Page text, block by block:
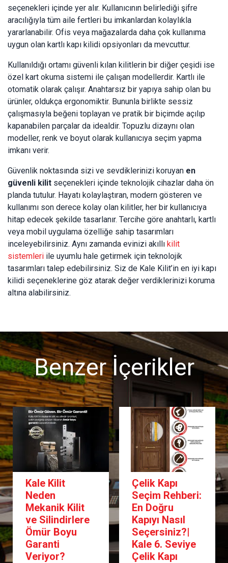
seçenekleri içinde yer alır. Kullanıcının belirlediği şifre
aracılığıyla tüm aile fertleri bu imkanlardan kolaylıkla
yararlanabilir. Ofis veya mağazalarda daha çok kullanıma
uygun olan kartlı kapı kilidi opsiyonları da mevcuttur.
Kullanıldığı ortamı güvenli kılan kilitlerin bir diğer çeşidi ise
özel kart okuma sistemi ile çalışan modellerdir. Kartlı ile
otomatik olarak çalışır. Anahtarsız bir yapıya sahip olan bu
ürünler, oldukça ergonomiktir. Bununla birlikte sessiz
çalışmasıyla beğeni toplayan ve pratik bir biçimde açılıp
kapanabilen parçalar da idealdir. Topuzlu dizaynı olan
modeller, renk ve boyut olarak kullanıcıya seçim yapma
imkanı verir.
Güvenlik noktasında sizi ve sevdiklerinizi koruyan en
güvenli kilit seçenekleri içinde teknolojik cihazlar daha ön
planda tutulur. Hayatı kolaylaştıran, modern gösteren ve
kullanımı son derece kolay olan kilitler, her bir kullanıcıya
hitap edecek şekilde tasarlanır. Tercihe göre anahtarlı, kartlı
veya mobil uygulama özelliğe sahip tasarımları
inceleyebilirsiniz. Aynı zamanda evinizi akıllı kilit
sistemleri ile uyumlu hale getirmek için teknolojik
tasarımları talep edebilirsiniz. Siz de Kale Kilit’in en iyi kapı
kilidi seçeneklerine göz atarak değer verdiklerinizi koruma
altına alabilirsiniz.
Benzer İçerikler
Kale Kilit
Neden
Mekanik Kilit
ve Silindirlere
Ömür Boyu
Garanti
Veriyor?
Çelik Kapı
Seçim Rehberi:
En Doğru
Kapıyı Nasıl
Seçersiniz?|
Kale 6. Seviye
Çelik Kapı